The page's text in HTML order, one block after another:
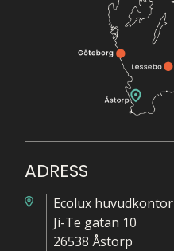
ADRESS
Ecolux huvudkontor
Ji-Te gatan 10
26538 Åstorp